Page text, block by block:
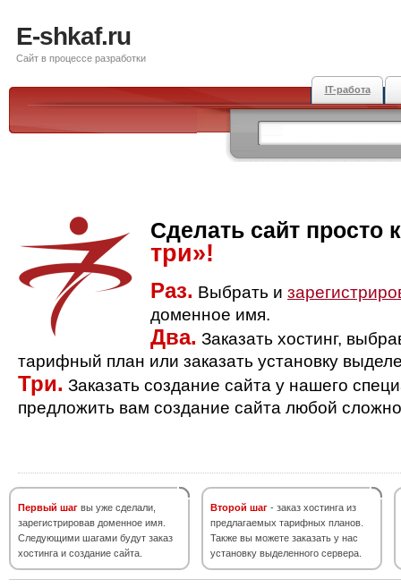
E-shkaf.ru
Сайт в процессе разработки
IT-работа
Сделать сайт просто
три»!
Раз. Выбрать и
доменное имя.
Два. Заказать хостинг,
тарифный план или заказать установку
Три. Заказать создание сайта у нашего
предложить вам создание сайта любой
Первый шаг вы уже сделали,
зарегистрировав доменное имя.
Следующими шагами будут заказ
хостинга и создание сайта.
Второй шаг - заказ хостинга из
предлагаемых тарифных планов.
Также вы можете заказать у нас
установку выделенного сервера.